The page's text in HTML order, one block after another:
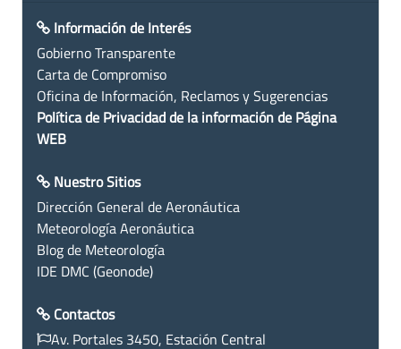
Información de Interés
Gobierno Transparente
Carta de Compromiso
Oficina de Información, Reclamos y Sugerencias
Política de Privacidad de la información de Página
WEB
Nuestro Sitios
Dirección General de Aeronáutica
Meteorología Aeronáutica
Blog de Meteorología
IDE DMC (Geonode)
Contactos
Av. Portales 3450, Estación Central